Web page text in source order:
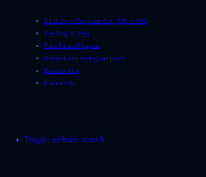
NiceLife vs Ditt Gode Liv | UK vs NO
Vår Blog & Vlog
Våre PartnerProgram
Hvordan blir innleggene laget?
ReiseLiv.blog
Kontakt oss
Toggle website search